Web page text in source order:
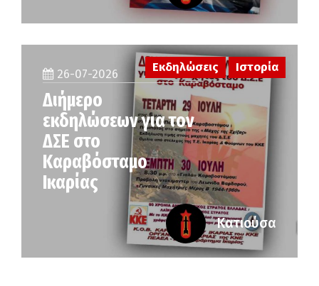
26-07-2026
Διήμερο
εκδηλώσεων για τον
ΔΣΕ στο
Καραβόσταμο
Ικαρίας
Εκδηλώσεις Ιστορία
Κατιούσα